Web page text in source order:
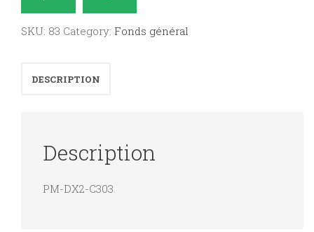
quantity
SKU: 83 Category: Fonds général
DESCRIPTION
Description
PM-DX2-C303.